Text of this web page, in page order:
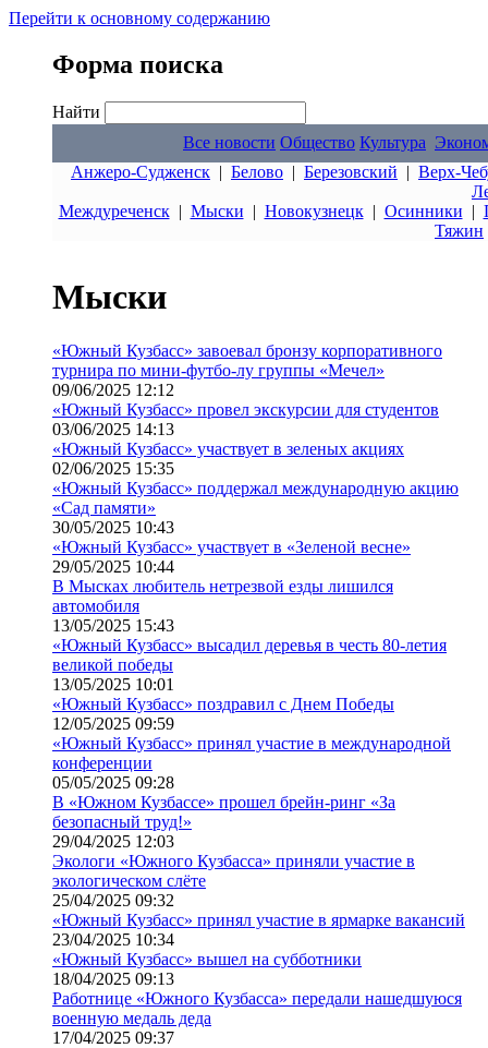
Перейти к основному содержанию
Форма поиска
Найти
Все новости Общество Культура
Анжеро-Судженск | Белово | Березовский | Верх-
Междуреченск| Мыски | Новокузнецк| Осинники |
Тяжин
Мыски
«Южный Кузбасс» завоевал бронзу корпоративного
турнира по мини-футбо-лу группы «Мечел»
09/06/2025 12:12
«Южный Кузбасс» провел экскурсии для студентов
03/06/2025 14:13
«Южный Кузбасс» участвует в зеленых акциях
02/06/2025 15:35
«Южный Кузбасс» поддержал международную акцию
«Сад памяти»
30/05/2025 10:43
«Южный Кузбасс» участвует в «Зеленой весне»
29/05/2025 10:44
В Мысках любитель нетрезвой езды лишился
автомобиля
13/05/2025 15:43
«Южный Кузбасс» высадил деревья в честь 80-летия
великой победы
13/05/2025 10:01
«Южный Кузбасс» поздравил с Днем Победы
12/05/2025 09:59
«Южный Кузбасс» принял участие в международной
конференции
05/05/2025 09:28
В «Южном Кузбассе» прошел брейн-ринг «За
безопасный труд!»
29/04/2025 12:03
Экологи «Южного Кузбасса» приняли участие в
экологическом слёте
25/04/2025 09:32
«Южный Кузбасс» принял участие в ярмарке вакансий
23/04/2025 10:34
«Южный Кузбасс» вышел на субботники
18/04/2025 09:13
Работнице «Южного Кузбасса» передали нашедшуюся
военную медаль деда
17/04/2025 09:37